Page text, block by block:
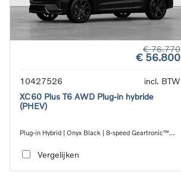
€ 76.770
€ 56.800
10427526
incl. BTW
XC60 Plus T6 AWD Plug-in hybride
(PHEV)
Plug-in Hybrid | Onyx Black | 8-speed Geartronic™
Vergelijken